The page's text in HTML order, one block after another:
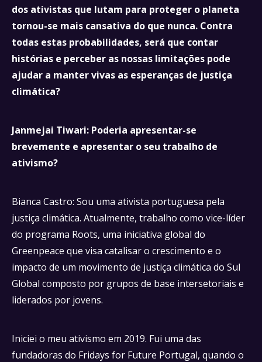
dos ativistas que lutam para proteger o planeta
tornou-se mais cansativa do que nunca. Contra
todas estas probabilidades, será que contar
histórias e perceber as nossas limitações pode
ajudar a manter vivas as esperanças de justiça
climática?
Janmejai Tiwari: Poderia apresentar-se
brevemente e apresentar o seu trabalho de
ativismo?
Bianca Castro: Sou uma ativista portuguesa pela
justiça climática. Atualmente, trabalho como vice-líder
do programa Roots, uma iniciativa global do
Greenpeace que visa catalisar o crescimento e o
impacto de um movimento de justiça climática do Sul
Global composto por grupos de base intersetoriais e
liderados por jovens.
Iniciei o meu ativismo em 2019. Fui uma das
fundadoras do Fridays for Future Portugal, quando o